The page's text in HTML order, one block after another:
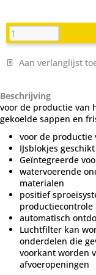
Aan verlanglijst
Beschrijving
voor de productie van
gekoelde sappen en
voor de productie
IJsblokjes
Geïntegreerde
watervoerende
materialen
positief
productiecontrole
automatisch
Luchtfilter kan
onderdelen die
voorkant worden
afvoeropeningen